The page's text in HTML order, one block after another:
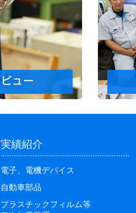
実績紹介
電子、電機デバイス
自動車部品
プラスチックフィルム等